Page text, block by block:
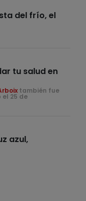
del frío, el
tu salud en
también fue
25 de
azul,